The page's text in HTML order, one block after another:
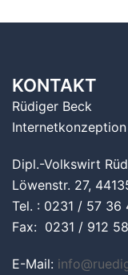
KONTAKT
Rüdiger Beck
Dipl.-Volkswirt
Löwenstr. 27,
Tel. : 0231 / 57 36
Fax: 0231 / 912
E-Mail: